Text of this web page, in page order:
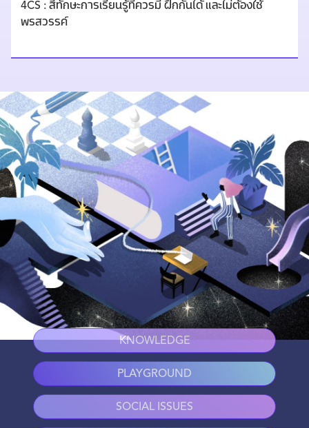
4CS : สี่ทักษะการเรียนรู้ที่ควรมี ฝึกกันได้ และไม่ต้องใช้
พรสวรรค์
KNOWLEDGE
PLAYGROUND
SOCIAL ISSUES